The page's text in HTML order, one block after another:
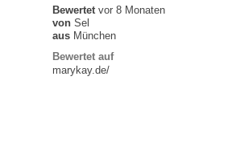
Bewertetvor 8 Monaten
von Sel
aus München
Bewertet auf
marykay.de/